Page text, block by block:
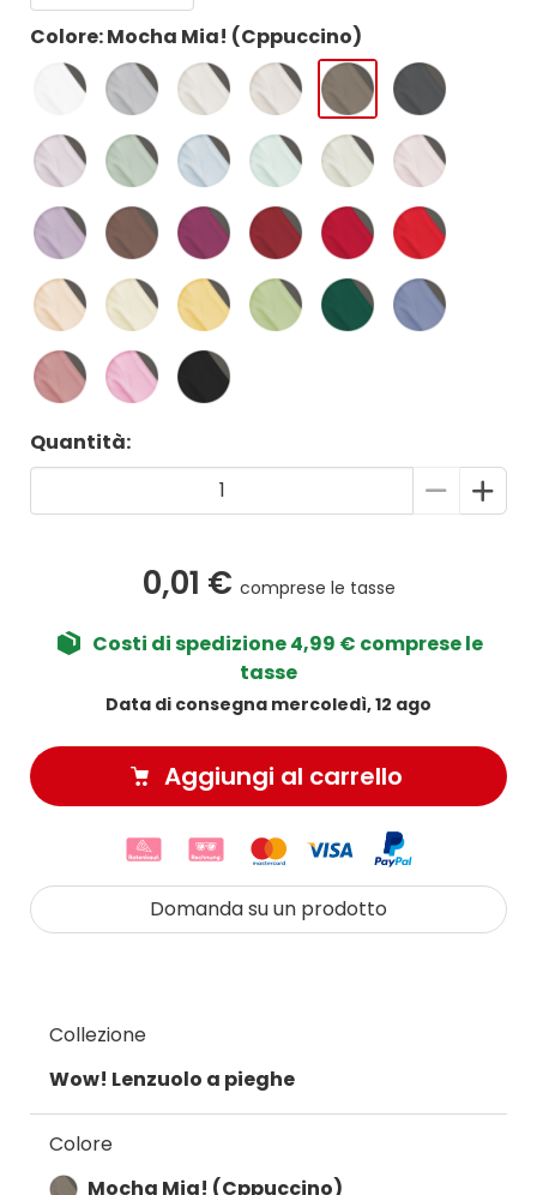
Colore: Mocha Mia! (Cppuccino)
Quantità:
0,01 € comprese le tasse
Costi di spedizione 4,99 € comprese le
tasse
Data di consegna mercoledì, 12 ago
Aggiungi al carrello
Domanda su un prodotto
Collezione
Wow! Lenzuolo a pieghe
Colore
Mocha Mia! (Cppuccino)